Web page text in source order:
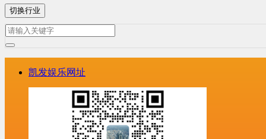
切换行业
凯发娱乐网址